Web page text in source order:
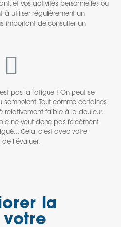
et vos activités personnelles ou
à utiliser régulièrement un
important de consulter un
pas la fatigue ! On peut se
somnolent. Tout comme certaines
relativement faible à la douleur.
ne veut donc pas forcément
Cela, c'est avec votre
de l'évaluer.
la